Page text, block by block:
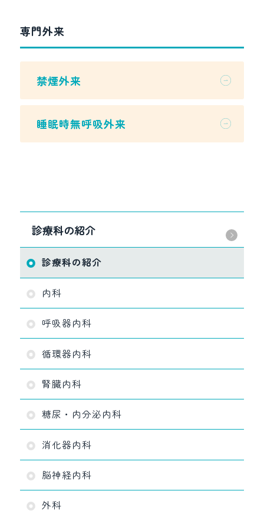
専門外来
禁煙外来
睡眠時無呼吸外来
診療科の紹介
診療科の紹介
内科
呼吸器内科
循環器内科
腎臓内科
糖尿・内分泌内科
消化器内科
脳神経内科
外科